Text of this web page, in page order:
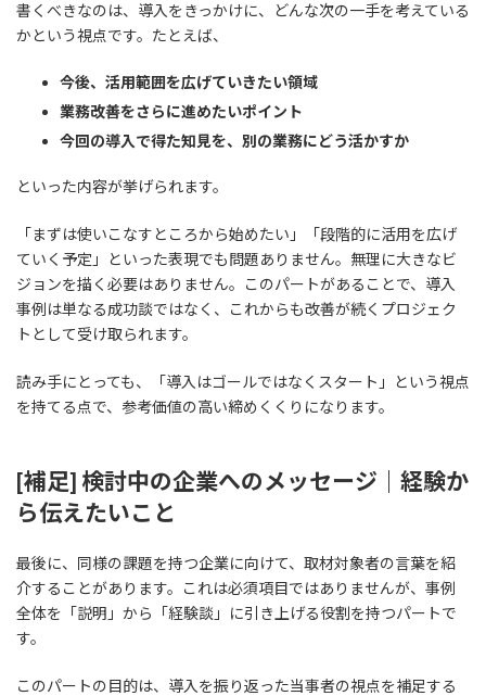
書くべきなのは、導入をきっかけに、どんな次の一手を考えている
かという視点です。たとえば、
今後、活用範囲を広げていきたい領域
業務改善をさらに進めたいポイント
今回の導入で得た知見を、別の業務にどう活かすか
といった内容が挙げられます。
「まずは使いこなすところから始めたい」「段階的に活用を広げ
ていく予定」といった表現でも問題ありません。無理に大きなビ
ジョンを描く必要はありません。このパートがあることで、導入
事例は単なる成功談ではなく、これからも改善が続くプロジェク
トとして受け取られます。
読み手にとっても、「導入はゴールではなくスタート」という視点
を持てる点で、参考価値の高い締めくくりになります。
[補足] 検討中の企業へのメッセージ｜経験か
ら伝えたいこと
最後に、同様の課題を持つ企業に向けて、取材対象者の言葉を紹
介することがあります。これは必須項目ではありませんが、事例
全体を「説明」から「経験談」に引き上げる役割を持つパートで
す。
このパートの目的は、導入を振り返った当事者の視点を補足する